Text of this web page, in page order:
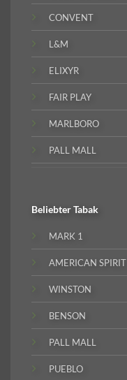
CONVENT
L&M
ELIXYR
FAIR PLAY
MARLBORO
PALL MALL
BeliebterTabak
MARK 1
AMERICAN SPIRIT
WINSTON
BENSON
PALL MALL
PUEBLO